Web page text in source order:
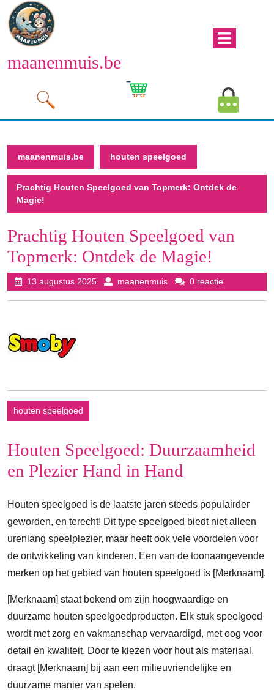
Naar
de
inhoud
maanenmuis.be
Winkelwagen
maanenmuis.be houten speelgoed
Prachtig Houten Speelgoed van Topmerk: Ontdek de
Magie!
Prachtig Houten Speelgoed van
Topmerk: Ontdek de Magie!
13 augustus 202513
augustus
maanenmuismaanenmuis
0 reactie
houten speelgoed
Houten Speelgoed: Duurzaamheid
en Plezier Hand in Hand
Houten speelgoed is de laatste jaren steeds populairder
geworden, en terecht! Dit type speelgoed biedt niet alleen
urenlang speelplezier, maar heeft ook vele voordelen voor
de ontwikkeling van kinderen. Een van de toonaangevende
merken op het gebied van houten speelgoed is [Merknaam].
[Merknaam] staat bekend om zijn hoogwaardige en
duurzame houten speelgoedproducten. Elk stuk speelgoed
wordt met zorg en vakmanschap vervaardigd, met oog voor
detail en kwaliteit. Door te kiezen voor hout als materiaal,
draagt [Merknaam] bij aan een milieuvriendelijke en
duurzame manier van spelen.